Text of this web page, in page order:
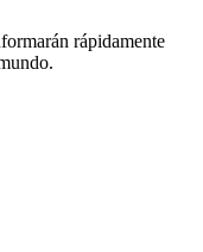
rápidamente